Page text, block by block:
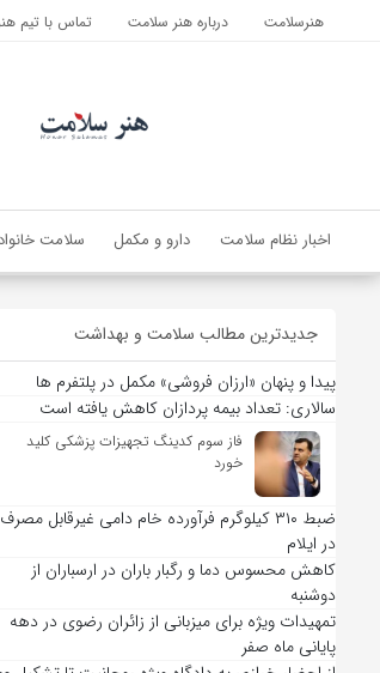
هنرسلامت درباره هنر سلامت تماس با تیم
اخبار نظام سلامت دارو و مکمل سلامت
جدیدترین مطالب سلامت و بهداشت
پیدا و پنهان «ارزان فروشی» مکمل در پلتفرم ها
سالاری: تعداد بیمه پردازان کاهش یافته است
فاز سوم کدینگ تجهیزات پزشکی کلید
خورد
ضبط ۳۱۰ کیلوگرم فرآورده خام دامی غیرقابل مصرف
در ایلام
کاهش محسوس دما و رگبار باران در ارسباران از
دوشنبه
تمهیدات ویژه برای میزبانی از زائران رضوی در دهه
پایانی ماه صفر